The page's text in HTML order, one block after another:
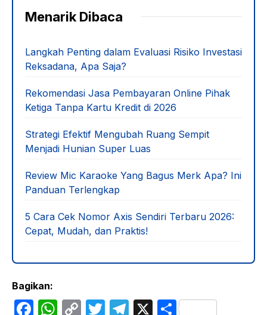
Menarik Dibaca
Langkah Penting dalam Evaluasi Risiko Investasi
Reksadana, Apa Saja?
Rekomendasi Jasa Pembayaran Online Pihak
Ketiga Tanpa Kartu Kredit di 2026
Strategi Efektif Mengubah Ruang Sempit
Menjadi Hunian Super Luas
Review Mic Karaoke Yang Bagus Merk Apa? Ini
Panduan Terlengkap
5 Cara Cek Nomor Axis Sendiri Terbaru 2026:
Cepat, Mudah, dan Praktis!
Bagikan:
F W C T T X S